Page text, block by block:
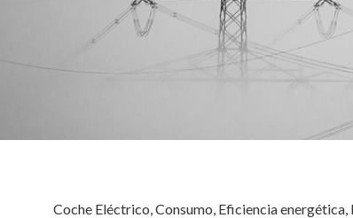
Coche Eléctrico,Consumo, Eficiencia energética,